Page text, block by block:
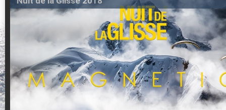
Aujourd'hui : T° Min : °C T° Max :°C
Suivez en direct l'actualité des stations
Nuit de la Glisse 2018